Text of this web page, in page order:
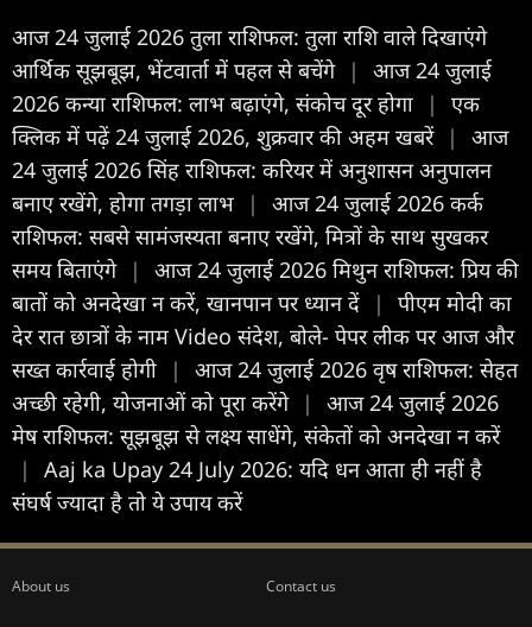
आज 24 जुलाई 2026 तुला राशिफल: तुला राशि वाले दिखाएंगे
आर्थिक सूझबूझ, भेंटवार्ता में पहल से बचेंगे |
आज 24 जुलाई
2026 कन्या राशिफल: लाभ बढ़ाएंगे, संकोच दूर होगा
|
एक
क्लिक में पढ़ें 24 जुलाई 2026, शुक्रवार की अहम खबरें |
आज
24 जुलाई 2026 सिंह राशिफल: करियर में अनुशासन अनुपालन
बनाए रखेंगे, होगा तगड़ा लाभ
|
आज 24 जुलाई 2026 कर्क
राशिफल: सबसे सामंजस्यता बनाए रखेंगे, मित्रों के साथ सुखकर
समय बिताएंगे |
आज 24 जुलाई 2026 मिथुन राशिफल: प्रिय की
बातों को अनदेखा न करें, खानपान पर ध्यान दें
|
पीएम मोदी का
देर रात छात्रों के नाम Video संदेश, बोले- पेपर लीक पर आज और
सख्त कार्रवाई होगी
|
आज 24 जुलाई 2026 वृष राशिफल: सेहत
अच्छी रहेगी, योजनाओं को पूरा करेंगे |
आज 24 जुलाई 2026
मेष राशिफल: सूझबूझ से लक्ष्य साधेंगे, संकेतों को अनदेखा न करें
|
Aaj ka Upay 24 July 2026: यदि धन आता ही नहीं है
संघर्ष ज्यादा है तो ये उपाय करें
About us Contact us